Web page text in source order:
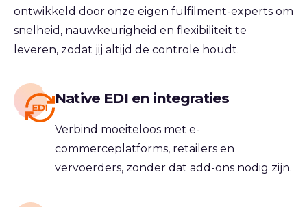
ontwikkeld door onze eigen fulfilment-experts om
snelheid, nauwkeurigheid en flexibiliteit te
leveren, zodat jij altijd de controle houdt.
Native EDI en integraties
Verbind moeiteloos met e-
commerceplatforms, retailers en
vervoerders, zonder dat add-ons nodig zijn.